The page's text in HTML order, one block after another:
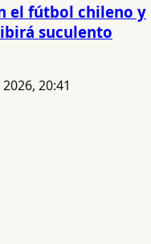
el fútbol chileno y
suculento
20:41